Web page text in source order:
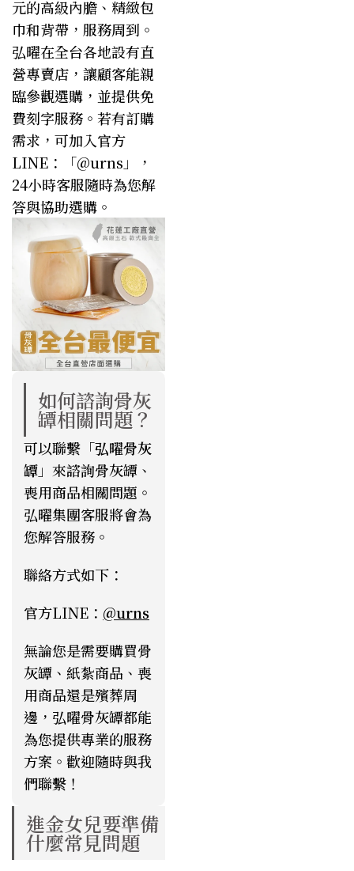
元的高級內膽、精緻包
巾和背帶，服務周到。
弘曜在全台各地設有直
營專賣店，讓顧客能親
臨參觀選購，並提供免
費刻字服務。若有訂購
需求，可加入官方
LINE：「@urns 」，
24小時客服隨時為您解
答與協助選購。
如何諮詢骨灰
罈相關問題？
可以聯繫「弘曜骨灰
罈」來諮詢骨灰罈、
喪用商品相關問題。
弘曜集團客服將會為
您解答服務。
聯絡方式如下：
官方LINE： @urns
無論您是需要購買骨
灰罈、紙紮商品、喪
用商品還是殯葬周
邊，弘曜骨灰罈都能
為您提供專業的服務
方案。歡迎隨時與我
們聯繫！
進金女兒要準備
什麼常見問題